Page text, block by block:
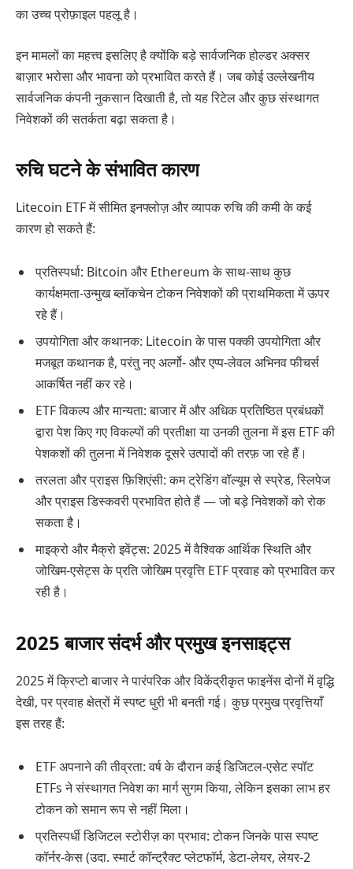
का उच्च प्रोफ़ाइल पहलू है।
इन मामलों का महत्त्व इसलिए है क्योंकि बड़े सार्वजनिक होल्डर अक्सर
बाज़ार भरोसा और भावना को प्रभावित करते हैं। जब कोई उल्लेखनीय
सार्वजनिक कंपनी नुकसान दिखाती है, तो यह रिटेल और कुछ संस्थागत
निवेशकों की सतर्कता बढ़ा सकता है।
रुचि घटने के संभावित कारण
Litecoin ETF में सीमित इनफ्लोज़ और व्यापक रुचि की कमी के कई
कारण हो सकते हैं:
प्रतिस्पर्धा: Bitcoin और Ethereum के साथ-साथ कुछ
कार्यक्षमता-उन्मुख ब्लॉकचेन टोकन निवेशकों की प्राथमिकता में ऊपर
रहे हैं।
उपयोगिता और कथानक: Litecoin के पास पक्की उपयोगिता और
मजबूत कथानक है, परंतु नए अर्ल्गो- और एप्प-लेवल अभिनव फीचर्स
आकर्षित नहीं कर रहे।
ETF विकल्प और मान्यता: बाजार में और अधिक प्रतिष्ठित प्रबंधकों
द्वारा पेश किए गए विकल्पों की प्रतीक्षा या उनकी तुलना में इस ETF की
पेशकशों की तुलना में निवेशक दूसरे उत्पादों की तरफ़ जा रहे हैं।
तरलता और प्राइस फ़िशिएंसी: कम ट्रेडिंग वॉल्यूम से स्प्रेड, स्लिपेज
और प्राइस डिस्कवरी प्रभावित होते हैं — जो बड़े निवेशकों को रोक
सकता है।
माइक्रो और मैक्रो इवेंट्स: 2025 में वैश्विक आर्थिक स्थिति और
जोखिम-एसेट्स के प्रति जोखिम प्रवृत्ति ETF प्रवाह को प्रभावित कर
रही है।
2025 बाजार संदर्भ और प्रमुख इनसाइट्स
2025 में क्रिप्टो बाजार ने पारंपरिक और विकेंद्रीकृत फाइनेंस दोनों में वृद्धि
देखी, पर प्रवाह क्षेत्रों में स्पष्ट धुरी भी बनती गई। कुछ प्रमुख प्रवृत्तियाँ
इस तरह हैं:
ETF अपनाने की तीव्रता: वर्ष के दौरान कई डिजिटल-एसेट स्पॉट
ETFs ने संस्थागत निवेश का मार्ग सुगम किया, लेकिन इसका लाभ हर
टोकन को समान रूप से नहीं मिला।
प्रतिस्पर्धी डिजिटल स्टोरीज़ का प्रभाव: टोकन जिनके पास स्पष्ट
कॉर्नर-केस (उदा. स्मार्ट कॉन्ट्रैक्ट प्लेटफॉर्म, डेटा-लेयर, लेयर-2